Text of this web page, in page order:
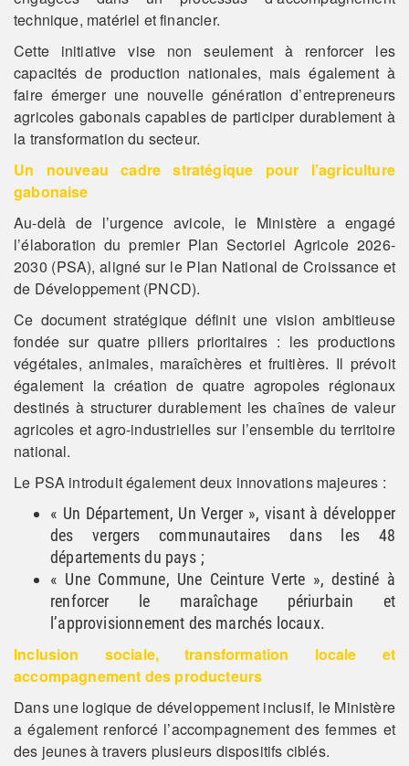
technique, matériel et financier.
Cette initiative vise non seulement à renforcer les
capacités de production nationales, mais également à
faire émerger une nouvelle génération d’entrepreneurs
agricoles gabonais capables de participer durablement à
la transformation du secteur.
Un nouveau cadre stratégique pour l’agriculture
gabonaise
Au-delà de l’urgence avicole, le Ministère a engagé
l’élaboration du premier Plan Sectoriel Agricole 2026-
2030 (PSA), aligné sur le Plan National de Croissance et
de Développement (PNCD).
Ce document stratégique définit une vision ambitieuse
fondée sur quatre piliers prioritaires : les productions
végétales, animales, maraîchères et fruitières. Il prévoit
également la création de quatre agropoles régionaux
destinés à structurer durablement les chaînes de valeur
agricoles et agro-industrielles sur l’ensemble du territoire
national.
Le PSA introduit également deux innovations majeures :
« Un Département, Un Verger », visant à développer
des vergers communautaires dans les 48
départements du pays ;
« Une Commune, Une Ceinture Verte », destiné à
renforcer le maraîchage périurbain et
l’approvisionnement des marchés locaux.
Inclusion sociale, transformation locale et
accompagnement des producteurs
Dans une logique de développement inclusif, le Ministère
a également renforcé l’accompagnement des femmes et
des jeunes à travers plusieurs dispositifs ciblés.